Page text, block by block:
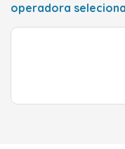
operadora